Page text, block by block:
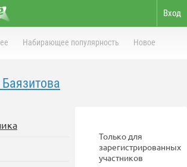
Вход
Набирающее популярность Новое
Только для
зарегистрированных
участников